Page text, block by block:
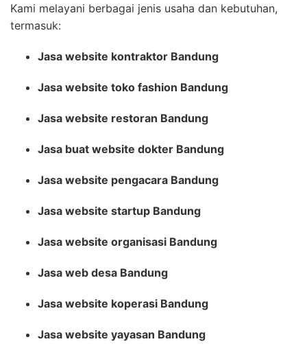
Kami melayani berbagai jenis usaha dan kebutuhan,
termasuk:
Jasa website kontraktor Bandung
Jasa website toko fashion Bandung
Jasa website restoran Bandung
Jasa buat website dokter Bandung
Jasa website pengacara Bandung
Jasa website startup Bandung
Jasa website organisasi Bandung
Jasa web desa Bandung
Jasa website koperasi Bandung
Jasa website yayasan Bandung